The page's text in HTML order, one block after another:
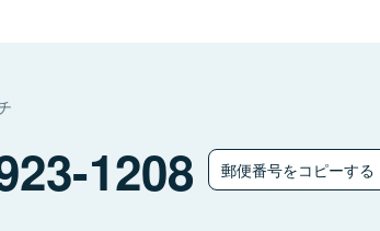
1208 郵便番号をコピーする